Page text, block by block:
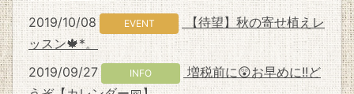
2019/10/08
EVENT
【待望】秋の寄せ植えレ
ッスン🍁*。
2019/09/27
INFO
増税前に😲お早めに!!ど